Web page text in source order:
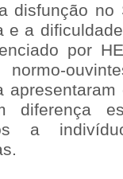
disfunção
e a
por
normo-
diferença
a